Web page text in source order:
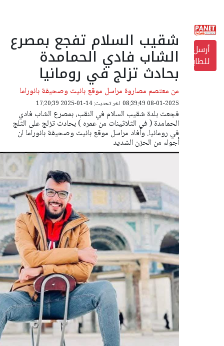
أرسل
للطابعة
شقيب السلام تفجع بمصرع
الشاب فادي الحمامدة
بحادث تزلج في رومانيا
من معتصم مصاروة مراسل موقع بانيت وصحيفة بانوراما
08-01-2025 08:39:49 اخر تحديث: 14-01-2025 17:20:39
فجعت بلدة شقيب السلام في النقب، بمصرع الشاب فادي
الحمامدة ( في الثلاثينات من عمره ) بحادث تزلج على الثلج
في رومانيا. وأفاد مراسل موقع بانيت وصحيفة بانوراما ان
أجواء من الحزن الشديد